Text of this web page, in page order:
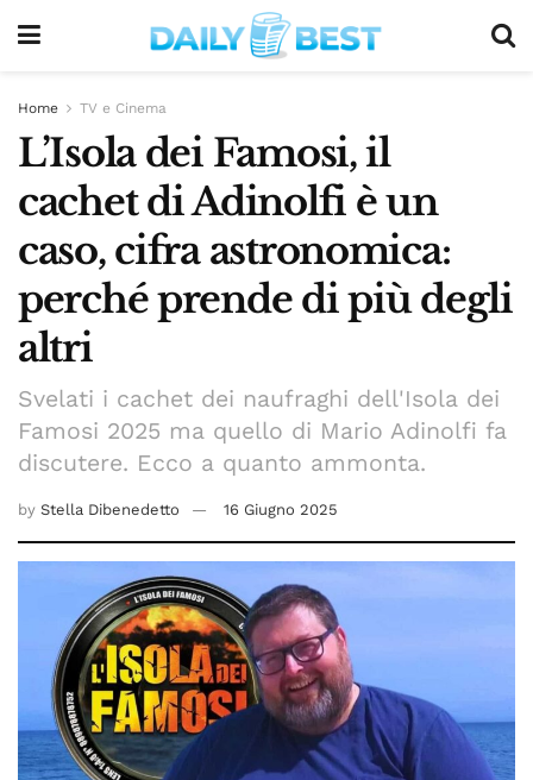
Home TV e Cinema
L’Isola dei Famosi, il
cachet di Adinolfi è un
caso, cifra astronomica:
perché prende di più degli
altri
Svelati i cachet dei naufraghi dell'Isola dei
Famosi 2025 ma quello di Mario Adinolfi fa
discutere. Ecco a quanto ammonta.
by Stella Dibenedetto 16 Giugno 2025